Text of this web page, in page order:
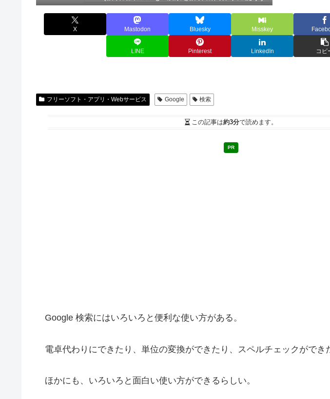
X Mastodon Bluesky Misskey
LINE Pinterest LinkedIn コピ
フリーソフト・アプリ・Webサービス Google 検索
この記事は約3分で読めます。
PR
Google 検索にはいろいろと便利な使い方がある。
電卓代わりにできたり、単位の変換ができたり、スペルチェックができ
ほかにも、いろいろと面白い使い方ができるらしい。